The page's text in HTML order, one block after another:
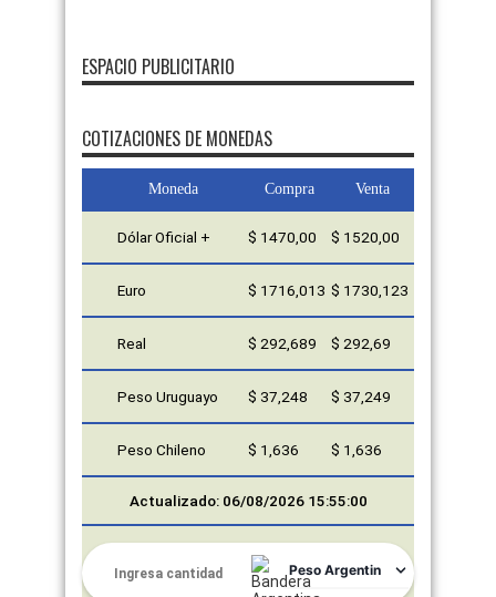
ESPACIO PUBLICITARIO
COTIZACIONES DE MONEDAS
Moneda Compra Venta
Dólar Oficial + $ 1470,00 $ 1520,00
Euro $ 1716,013 $ 1730,123
Real $ 292,689 $ 292,69
Peso Uruguayo $ 37,248 $ 37,249
Peso Chileno $ 1,636 $ 1,636
Actualizado: 06/08/2026 15:55:00